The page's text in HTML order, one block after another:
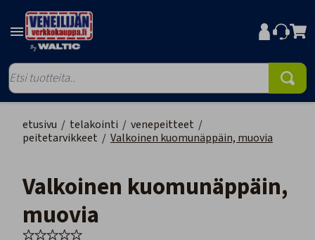
etusivu / telakointi / venepeitteet /
peitetarvikkeet / Valkoinen kuomunäppäin, muovia
Valkoinen kuomunäppäin,
muovia